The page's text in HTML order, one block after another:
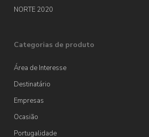
NORTE 2020
Categorias de produto
Área de Interesse
Destinatário
Empresas
Ocasião
Portugalidade